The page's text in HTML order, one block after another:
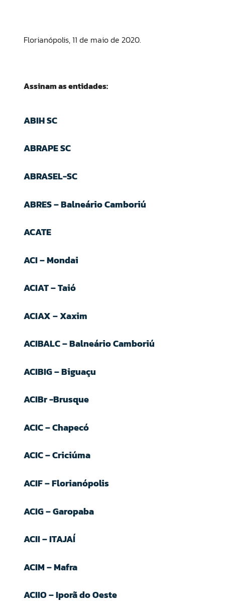
Florianópolis, 11 de maio de 2020.
Assinam as entidades:
ABIH SC
ABRAPE SC
ABRASEL-SC
ABRES – Balneário Camboriú
ACATE
ACI – Mondai
ACIAT – Taió
ACIAX – Xaxim
ACIBALC – Balneário Camboriú
ACIBIG – Biguaçu
ACIBr -Brusque
ACIC – Chapecó
ACIC – Criciúma
ACIF – Florianópolis
ACIG – Garopaba
ACII – ITAJAÍ
ACIM – Mafra
ACIIO – Iporã do Oeste